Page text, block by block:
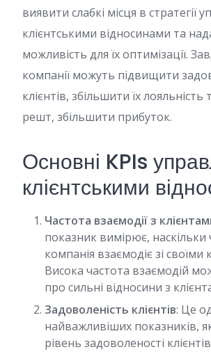
виявити слабкі місця в стратегії
клієнтськими відносинами та
можливість для їх оптимізації.
компанії можуть підвищити
клієнтів, збільшити їх лояльність
решт, збільшити прибуток.
Основні KPIs
клієнтськими
Частота взаємодії з
показник вимірює, наскільки
компанія взаємодіє зі своїми
Висока частота взаємодій
про сильні відносини з
Задоволеність клієнтів: Це
найважливіших показників,
рівень задоволеності